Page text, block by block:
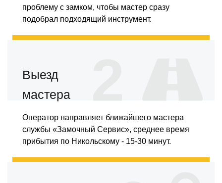
проблему с замком, чтобы мастер сразу
подобрал подходящий инструмент.
Выезд
мастера
Оператор направляет ближайшего мастера
службы «Замочный Сервис», среднее время
прибытия по Никольскому - 15-30 минут.